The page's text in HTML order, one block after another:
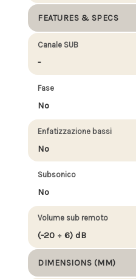
FEATURES & SPECS
Canale SUB
-
Fase
No
Enfatizzazione bassi
No
Subsonico
No
Volume sub remoto
(-20 ÷ 6) dB
DIMENSIONS (MM)